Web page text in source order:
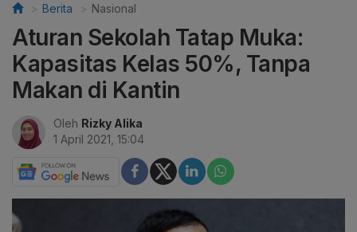
Berita Nasional
Aturan Sekolah Tatap Muka:
Kapasitas Kelas 50%, Tanpa
Makan di Kantin
Oleh Rizky Alika
1 April 2021, 15:04